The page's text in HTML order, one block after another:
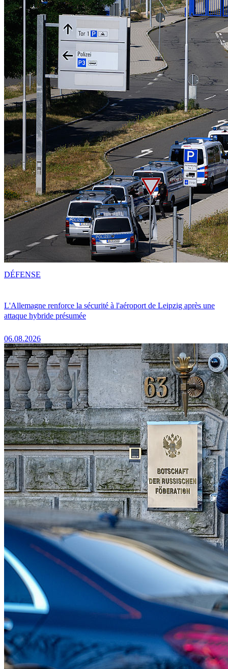
L'Allemagne renforce la sécurité à l'aéroport de Leipzig après une
attaque hybride présumée
06.08.2026
DÉFENSE